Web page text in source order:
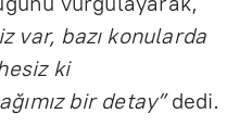
var, bazı konularda
ki
bir detay”dedi.